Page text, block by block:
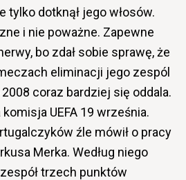
tylko dotknął jego włosów.
i nie poważne. Zapewne
bo zdał sobie sprawę, że
eliminacji jego zespól
2008 coraz bardziej się oddala.
UEFA 19 września.
źle mówił o pracy
Merka. Według niego
trzech punktów